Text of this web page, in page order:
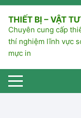
Chuyển
nội
dung
THIẾT BỊ – VẬT
Chuyên cung cấp
thí nghiệm lĩnh vực
mực in